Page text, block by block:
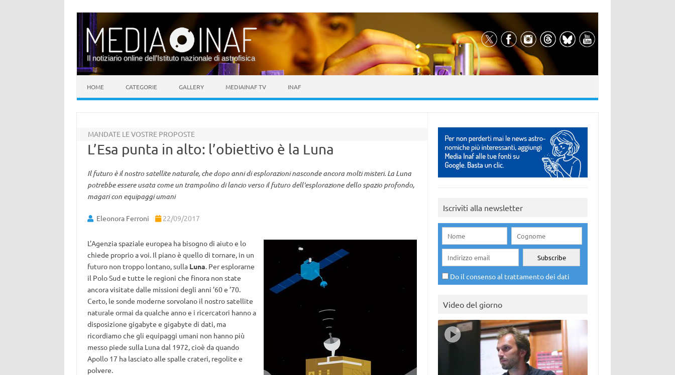
Il notiziario online dell’Istituto nazionale di astrofisica
HOME CATEGORIE GALLERY MEDIAINAF TV INAF
MANDATE LE VOSTRE PROPOSTE
L’Esa punta in alto: l’obiettivo è la Luna
Il futuro è il nostro satellite naturale, che dopo anni di esplorazioni nasconde ancora molti misteri. La Luna
potrebbe essere usata come un trampolino di lancio verso il futuro dell'esplorazione dello spazio profondo,
magari con equipaggi umani
Eleonora Ferroni 22/09/2017
L’Agenzia spaziale europea ha bisogno di aiuto e lo
chiede proprio a voi. Il piano è quello di tornare, in un
futuro non troppo lontano, sulla Luna. Per esplorarne
il Polo Sud e tutte le regioni che finora non state
ancora visitate dalle missioni degli anni ’60 e ’70.
Certo, le sonde moderne sorvolano il nostro satellite
naturale ormai da qualche anno e i ricercatori hanno a
disposizione gigabyte e gigabyte di dati, ma
ricordiamo che gli equipaggi umani non hanno più
messo piede sulla Luna dal 1972, cioè da quando
Apollo 17 ha lasciato alle spalle crateri, regolite e
polvere.
Iscriviti alla newsletter
Do il consenso al trattamento dei dati
Video del giorno